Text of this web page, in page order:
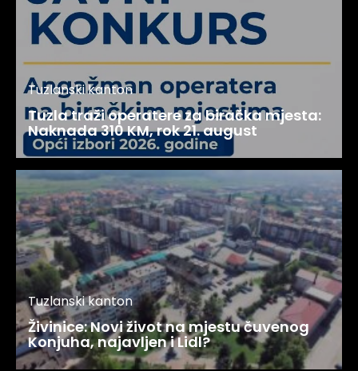
Tuzlanski kanton
Tuzla traži operatere za biračka mjesta:
Naknada 310 KM, rok 21. august
Tuzlanski kanton
Živinice: Novi život na mjestu čuvenog
Konjuha, najavljen i Lidl?